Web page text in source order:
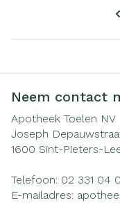
Neem contact
Apotheek Toelen NV
Joseph
1600 Sint-Pieters-
Telefoon: 02 331 04
E-mailadres: